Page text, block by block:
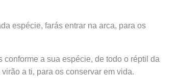
espécie, farás entrar na arca, para os
a sua espécie, de todo o réptil da
a ti, para os conservar em vida.